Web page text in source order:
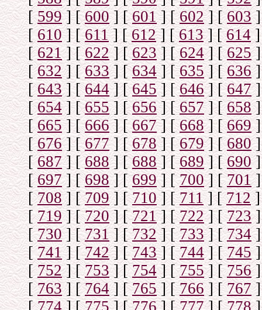
[599] [600] [601] [602] [603]
[ 610] [611] [612] [613] [614]
[621] [622] [623] [624] [625]
[632] [633] [634] [635] [ 636]
[643] [644] [645] [646] [647]
[654] [655] [656] [657] [658]
[665] [666] [667] [668] [669]
[676] [677] [678] [679] [680]
[687] [688] [688] [689] [ 690]
[697] [698] [699] [700] [701]
[708] [709] [710] [711] [712]
[719] [720] [721] [722] [723]
[730] [731] [732] [733] [734]
[741] [742] [743] [744] [745]
[752] [753] [ 754] [755] [756]
[763] [764] [765] [766] [767]
[774] [775] [776] [777] [778]